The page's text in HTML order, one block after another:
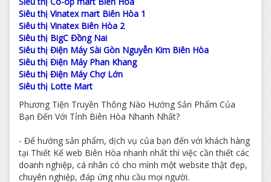
Siêu thị Vinatex mart Biên Hòa 1
Siêu thị Vinatex Biên Hòa 2
Siêu thị BigC Đồng Nai
Siêu thị Điện Máy Sài Gòn Nguyễn Kim Biên Hòa
Siêu thị Điện Máy Phan Khang
Siêu thị Điện Máy Chợ Lớn
Siêu thị Lotte Mart
Phương Tiện Truyền Thông Nào Hướng Sản Phẩm Của
Bạn Đến Với Tỉnh Biên Hòa Nhanh Nhất?
- Để hướng sản phẩm, dịch vụ của bạn đến với khách hàng
tại Thiết Kế web Biên Hòa nhanh nhất thì việc cần thiết các
doanh nghiệp, cá nhân có cho mình một website thật đẹp,
chuyên nghiệp, đáp ứng nhu cầu mọi người.